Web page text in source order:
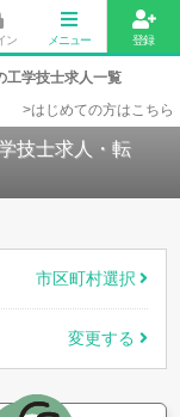
ン メニュー 登録
工学技士求人一覧
>はじめての方はこちら
技士求人・転
市区町村選択
変更する